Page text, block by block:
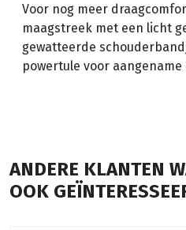
Voor nog meer
maagstreek met een licht
gewatteerde
powertule voor
ANDERE KLANTEN
OOK